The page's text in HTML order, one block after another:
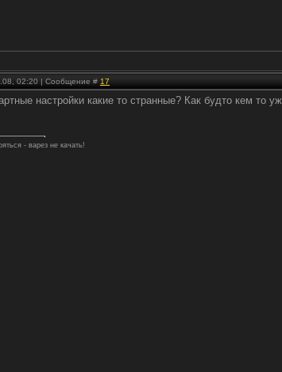
02:20 | Сообщение # 17
настройки какие то странные? Как будто кем то
- варез не качать!